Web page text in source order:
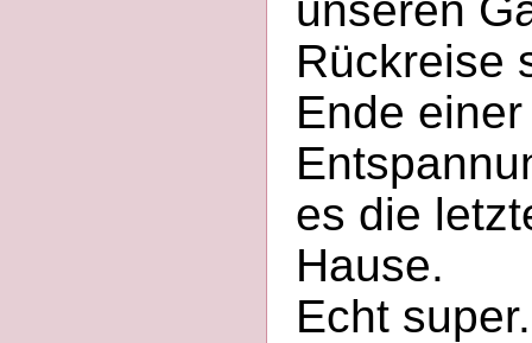
Rückreise
Ende
es die
Hause.
Echt super.